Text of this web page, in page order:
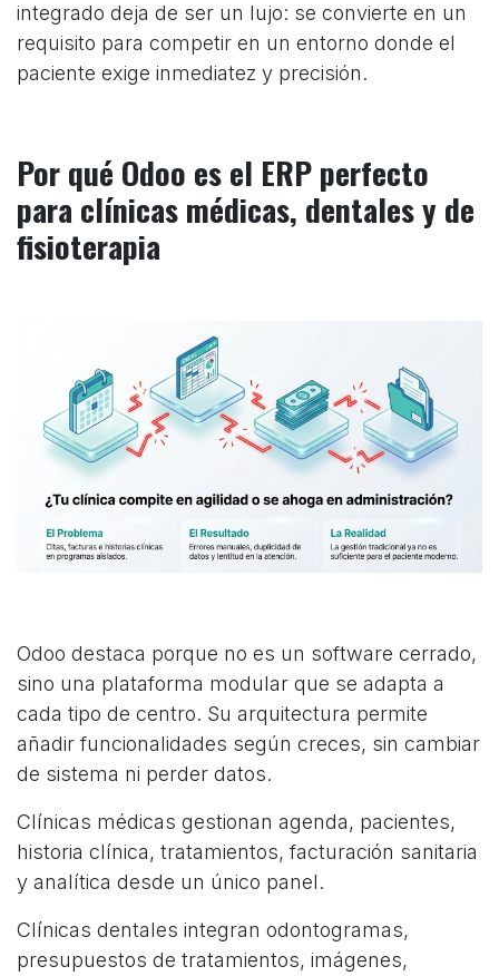
integrado deja de ser un lujo: se convierte en un
requisito para competir en un entorno donde el
paciente exige inmediatez y precisión.
Por qué Odoo es el ERP perfecto
para clínicas médicas, dentales y de
fisioterapia
Odoo destaca porque no es un software cerrado,
sino una plataforma modular que se adapta a
cada tipo de centro. Su arquitectura permite
añadir funcionalidades según creces, sin cambiar
de sistema ni perder datos.
Clínicas médicas gestionan agenda, pacientes,
historia clínica, tratamientos, facturación sanitaria
y analítica desde un único panel.
Clínicas dentales integran odontogramas,
presupuestos de tratamientos, imágenes,